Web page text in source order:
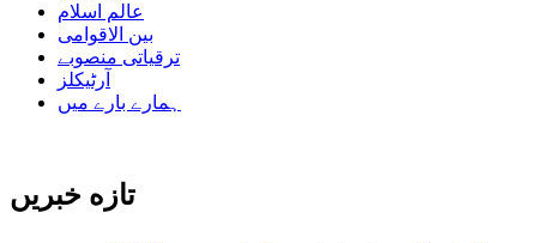
عالم اسلام
بین الاقوامی
ترقیاتی منصوبے
آرٹیکلز
ہمارے بارے میں
تازه خبریں